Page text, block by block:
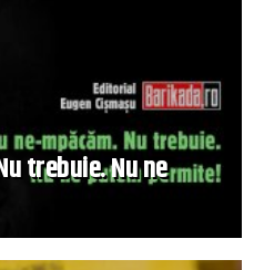
trebuie. Nu ne